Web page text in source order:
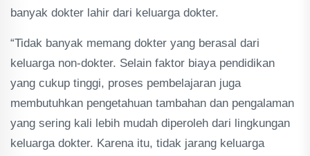
banyak dokter lahir dari keluarga dokter.
“Tidak banyak memang dokter yang berasal dari
keluarga non-dokter. Selain faktor biaya pendidikan
yang cukup tinggi, proses pembelajaran juga
membutuhkan pengetahuan tambahan dan pengalaman
yang sering kali lebih mudah diperoleh dari lingkungan
keluarga dokter. Karena itu, tidak jarang keluarga